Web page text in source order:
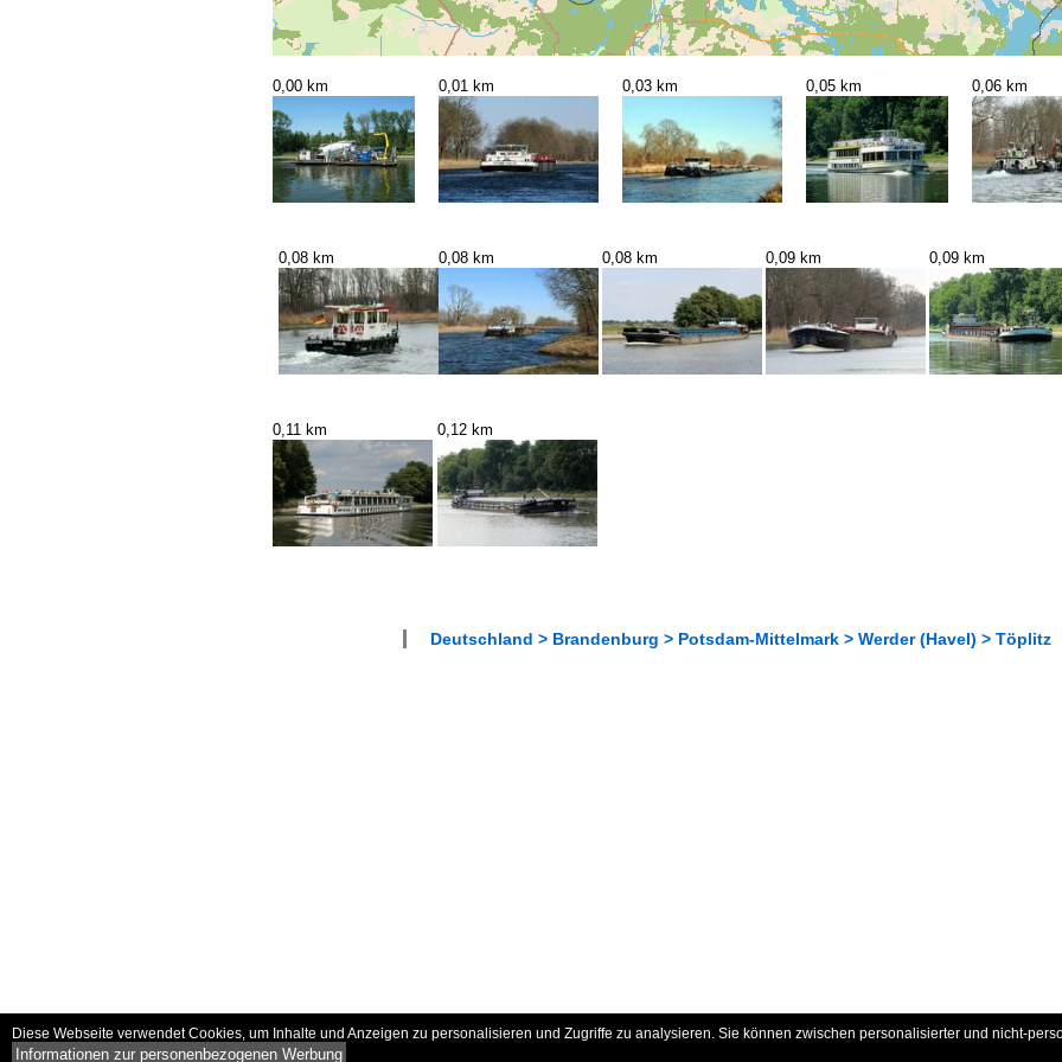
0,00 km 0,01 km 0,03 km 0,05 km 0,06 km
0,08 km 0,08 km 0,08 km 0,09 km 0,09 km
0,11 km 0,12 km
Deutschland > Brandenburg > Potsdam-Mittelmark > Werder (Havel) > Töplitz
Diese Webseite verwendet Cookies, um Inhalte und Anzeigen zu personalisieren und Zugriffe zu analysieren. Sie können zwischen personalisierter und nicht-
Informationen zur personenbezogenen Werbung